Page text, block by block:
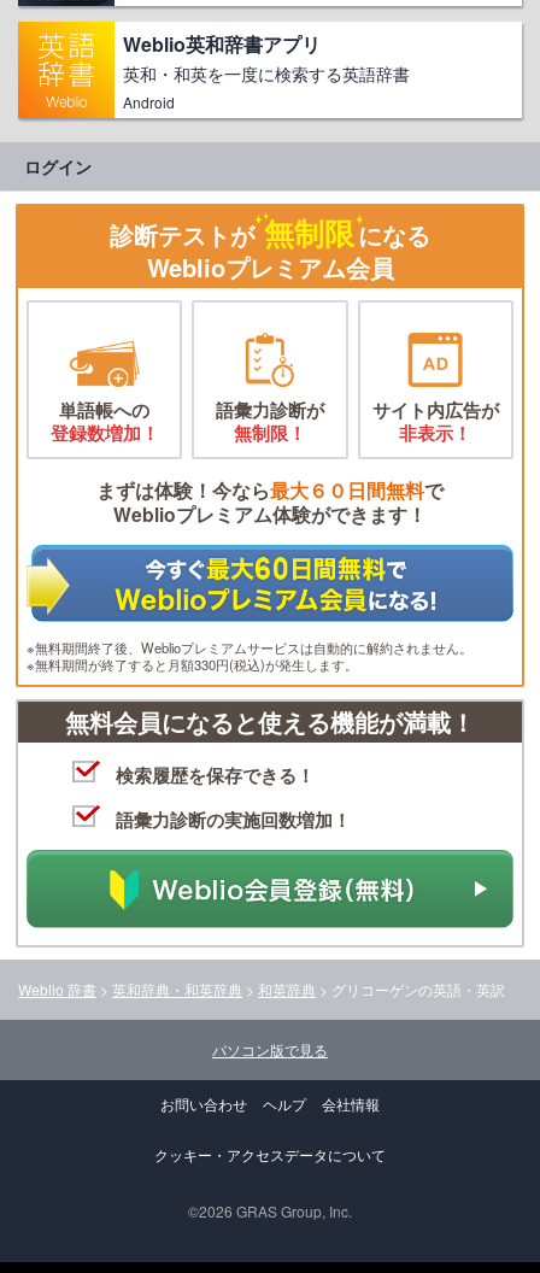
Weblio英和辞書アプリ
英和・和英を一度に検索する英語辞書
Android
ログイン
診断テストが 無制限になる
Weblioプレミアム会員
単語帳への
登録数増加！
語彙力診断が
無制限！
サイト内広告が
非表示！
まずは体験！今なら最大６０日間無料で
Weblioプレミアム体験ができます！
※無料期間終了後、Weblioプレミアムサービスは自動的に解約されません。
※無料期間が終了すると月額330円(税込)が発生します。
無料会員になると使える機能が満載！
検索履歴を保存できる！
語彙力診断の実施回数増加！
Weblio 辞書 > 英和辞典・和英辞典 > 和英辞典 > グリコーゲンの英語・英訳
パソコン版で見る
お問い合わせ ヘルプ 会社情報
クッキー・アクセスデータについて
©2026 GRAS Group, Inc.